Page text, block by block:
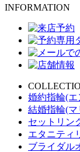
INFORMATION
婚約指輪(
結婚指輪(
セットリン
エタニティ
ブライダル